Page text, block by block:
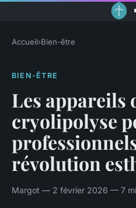
Accueil›Bien-être
BIEN-ÊTRE
Les appareils
cryolipolyse
révolution
Margot — 2 février 2026 — 7